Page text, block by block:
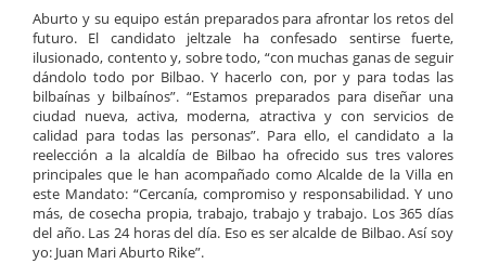
Aburto y su equipo están preparados para afrontar los retos del
futuro. El candidato jeltzale ha confesado sentirse fuerte,
ilusionado, contento y, sobre todo, “con muchas ganas de seguir
dándolo todo por Bilbao. Y hacerlo con, por y para todas las
bilbaínas y bilbaínos”. “Estamos preparados para diseñar una
ciudad nueva, activa, moderna, atractiva y con servicios de
calidad para todas las personas”. Para ello, el candidato a la
reelección a la alcaldía de Bilbao ha ofrecido sus tres valores
principales que le han acompañado como Alcalde de la Villa en
este Mandato: “Cercanía, compromiso y responsabilidad. Y uno
más, de cosecha propia, trabajo, trabajo y trabajo. Los 365 días
del año. Las 24 horas del día. Eso es ser alcalde de Bilbao. Así soy
yo: Juan Mari Aburto Rike”.